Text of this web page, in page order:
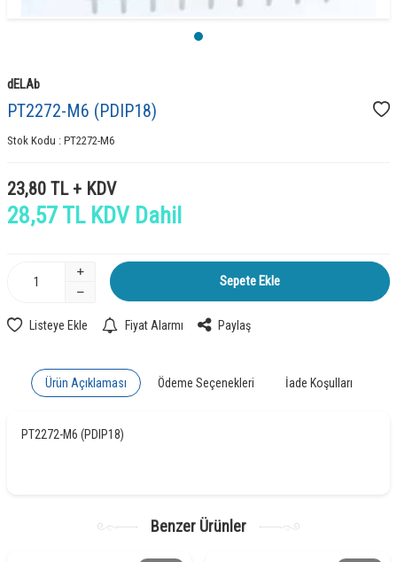
dELAb
PT2272-M6 (PDIP18)
Stok Kodu : PT2272-M6
23,80 TL + KDV
28,57 TL KDV Dahil
Sepete Ekle
Listeye Ekle Fiyat Alarmı Paylaş
Ürün Açıklaması Ödeme Seçenekleri İade Koşulları
PT2272-M6 (PDIP18)
Benzer Ürünler